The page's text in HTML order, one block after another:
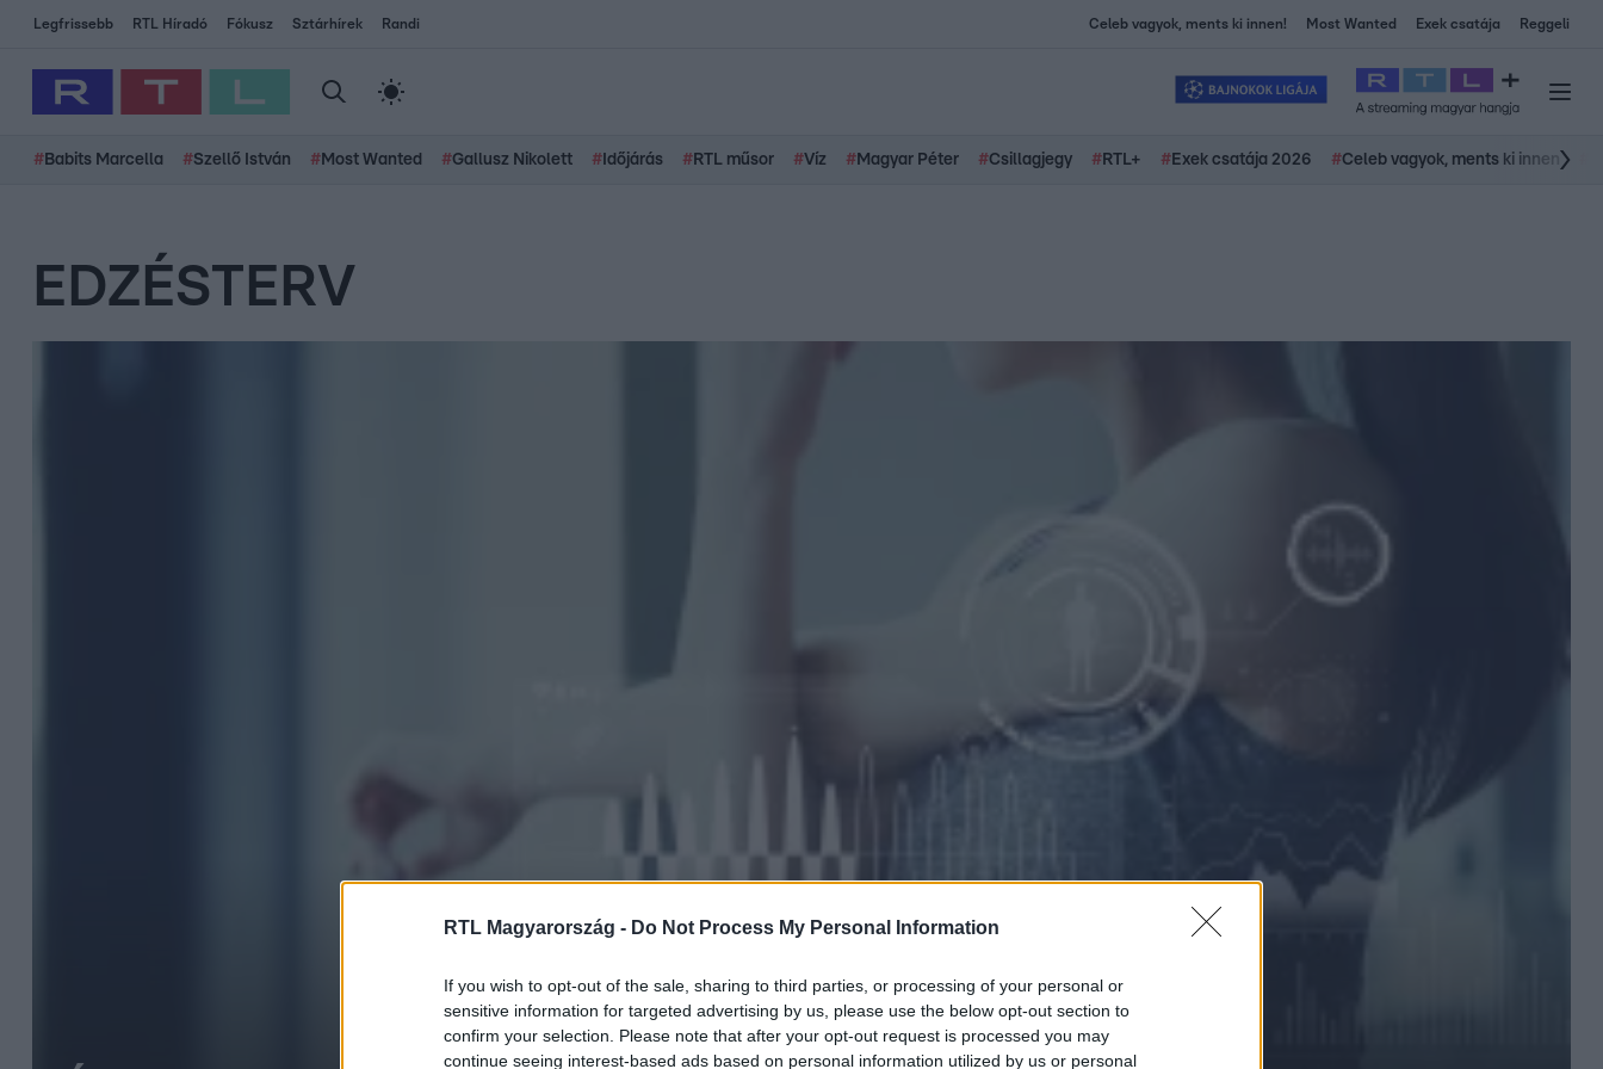
RTL Magyarország - Do Not Process My Personal Information
If you wish to opt-out of the sale, sharing to third parties, or processing of your personal or
sensitive information for targeted advertising by us, please use the below opt-out section to
confirm your selection. Please note that after your opt-out request is processed you may
continue seeing interest-based ads based on personal information utilized by us or personal
Legfrissebb RTL Híradó Fókusz Sztárhírek Randi Celeb vagyok, ments ki innen! Most Wanted Exek csatája Reggeli
# Babits Marcella #Szellő István # Most Wanted #Gallusz Nikolett # Időjárás # RTL műsor #Víz # Magyar Péter #Csillagjegy # RTL+ # Exek csatája 2026 #Celeb vagyok, ments ki innen
EDZÉSTERV